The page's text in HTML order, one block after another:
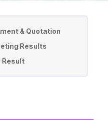
& Quotation
Results
Result